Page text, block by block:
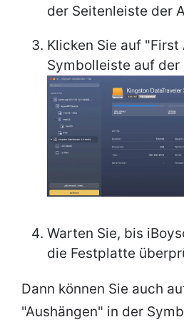
der Seitenleiste der
Klicken Sie auf
Symbolleiste auf der
Warten Sie, bis
die Festplatte
Dann können Sie auch
"Aushängen" in der